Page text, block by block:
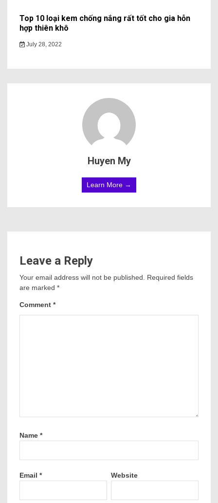
Top 10 loại kem chống nắng rất tốt cho gia hỗn
hợp thiên khô
July 28, 2022
Huyen My
Learn More →
Leave a Reply
Your email address will not be published. Required fields
are marked *
Comment *
Name *
Email * Website